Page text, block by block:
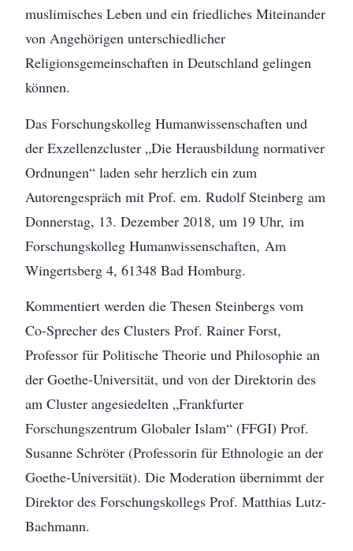
muslimisches Leben und ein friedliches Miteinander
von Angehörigen unterschiedlicher
Religionsgemeinschaften in Deutschland gelingen
können.
Das Forschungskolleg Humanwissenschaften und
der Exzellenzcluster „Die Herausbildung normativer
Ordnungen“ laden sehr herzlich ein zum
Autorengespräch mit Prof. em. Rudolf Steinberg am
Donnerstag, 13. Dezember 2018, um 19 Uhr, im
Forschungskolleg Humanwissenschaften, Am
Wingertsberg 4, 61348 Bad Homburg.
Kommentiert werden die Thesen Steinbergs vom
Co-Sprecher des Clusters Prof. Rainer Forst,
Professor für Politische Theorie und Philosophie an
der Goethe-Universität, und von der Direktorin des
am Cluster angesiedelten „Frankfurter
Forschungszentrum Globaler Islam“ (FFGI) Prof.
Susanne Schröter (Professorin für Ethnologie an der
Goethe-Universität). Die Moderation übernimmt der
Direktor des Forschungskollegs Prof. Matthias Lutz-
Bachmann.